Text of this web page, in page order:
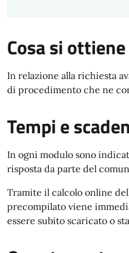
Cosa si ottiene
In relazione alla richiesta
di procedimento che ne
Tempi e
In ogni modulo sono
risposta da parte del
Tramite il calcolo online
precompilato viene
essere subito scaricato o